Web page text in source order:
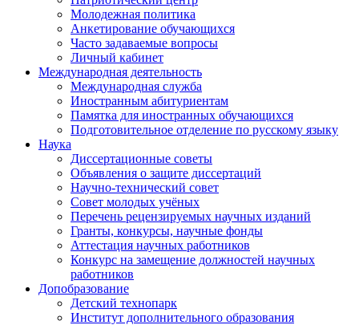
Молодежная политика
Анкетирование обучающихся
Часто задаваемые вопросы
Личный кабинет
Международная деятельность
Международная служба
Иностранным абитуриентам
Памятка для иностранных обучающихся
Подготовительное отделение по русскому языку
Наука
Диссертационные советы
Объявления о защите диссертаций
Научно-технический совет
Совет молодых учёных
Перечень рецензируемых научных изданий
Гранты, конкурсы, научные фонды
Аттестация научных работников
Конкурс на замещение должностей научных
работников
Допобразование
Детский технопарк
Институт дополнительного образования